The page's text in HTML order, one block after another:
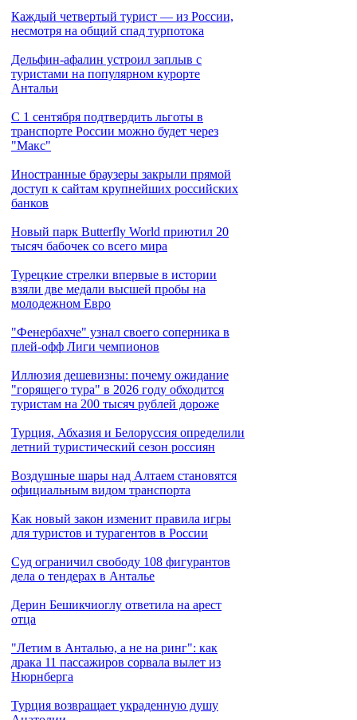
Каждый четвертый турист — из России,
несмотря на общий спад турпотока
Дельфин-афалин устроил заплыв с
туристами на популярном курорте
Антальи
С 1 сентября подтвердить льготы в
транспорте России можно будет через
"Макс"
Иностранные браузеры закрыли прямой
доступ к сайтам крупнейших российских
банков
Новый парк Butterfly World приютил 20
тысяч бабочек со всего мира
Турецкие стрелки впервые в истории
взяли две медали высшей пробы на
молодежном Евро
"Фенербахче" узнал своего соперника в
плей-офф Лиги чемпионов
Иллюзия дешевизны: почему ожидание
"горящего тура" в 2026 году обходится
туристам на 200 тысяч рублей дороже
Турция, Абхазия и Белоруссия определили
летний туристический сезон россиян
Воздушные шары над Алтаем становятся
официальным видом транспорта
Как новый закон изменит правила игры
для туристов и турагентов в России
Cуд ограничил свободу 108 фигурантов
дела о тендерах в Анталье
Дерин Бешикчиоглу ответила на арест
отца
"Летим в Анталью, а не на ринг": как
драка 11 пассажиров сорвала вылет из
Нюрнберга
Турция возвращает украденную душу